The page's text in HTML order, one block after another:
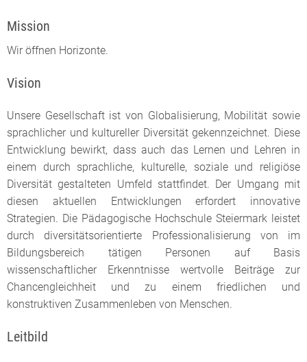
Mission
Wir öffnen Horizonte.
Vision
Unsere Gesellschaft ist von Globalisierung, Mobilität sowie
sprachlicher und kultureller Diversität gekennzeichnet. Diese
Entwicklung bewirkt, dass auch das Lernen und Lehren in
einem durch sprachliche, kulturelle, soziale und religiöse
Diversität gestalteten Umfeld stattfindet. Der Umgang mit
diesen aktuellen Entwicklungen erfordert innovative
Strategien. Die Pädagogische Hochschule Steiermark leistet
durch diversitätsorientierte Professionalisierung von im
Bildungsbereich tätigen Personen auf Basis
wissenschaftlicher Erkenntnisse wertvolle Beiträge zur
Chancengleichheit und zu einem friedlichen und
konstruktiven Zusammenleben von Menschen.
Leitbild